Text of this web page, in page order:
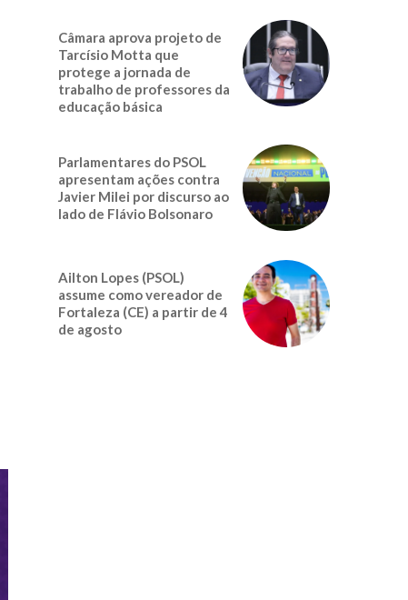
Câmara aprova projeto de
Tarcísio Motta que
protege a jornada de
trabalho de professores da
educação básica
Parlamentares do PSOL
apresentam ações contra
Javier Milei por discurso ao
lado de Flávio Bolsonaro
Ailton Lopes (PSOL)
assume como vereador de
Fortaleza (CE) a partir de 4
de agosto